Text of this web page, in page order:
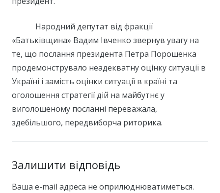
Народний депутат від фракції
«Батьківщина» Вадим Івченко звернув увагу на
те, що послання президента Петра Порошенка
продемонструвало неадекватну оцінку ситуації в
Україні і замість оцінки ситуації в країні та
оголошення стратегії дій на майбутнє у
виголошеному посланні переважала,
здебільшого, передвиборча риторика.
Залишити відповідь
Ваша e-mail адреса не оприлюднюватиметься.